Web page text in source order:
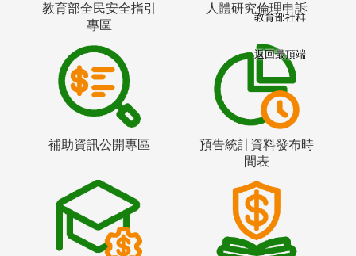
教育部全民安全指引
專區
人體研究倫理申訴
補助資訊公開專區
預告統計資料發布時
間表
教育部社群
返回最頂端